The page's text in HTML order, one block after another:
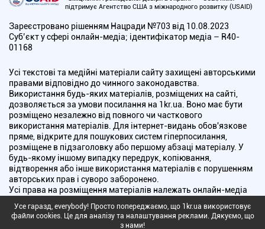
підтримує Агентство США з міжнародного розвитку (USAID)
Зареєстровано рішенням Нацради №703 від 10.08.2023
Cуб’єкт у сфері онлайн-медіа; ідентифікатор медіа – R40-
01168
Усі текстові та медійні матеріали сайту захищені авторськими
правами відповідно до чинного законодавства.
Використання будь-яких матеріалів, розміщених на сайті,
дозволяється за умови посилання на 1kr.ua. Воно має бути
розміщено незалежно від повного чи часткового
використання матеріалів. Для інтернет-видань обов'язкове
пряме, відкрите для пошукових систем гіперпосилання,
розміщене в підзаголовку або першому абзаці матеріалу. У
будь-якому іншому випадку передрук, копіювання,
відтворення або інше використання матеріалів є порушенням
авторських прав і суворо заборонено.
Усі права на розміщення матеріалів належать онлайн-медіа
радою України з питань телебачення і радіомовлення.
Усе гаразд, everybody! Просто попереджаємо, що 1kr.ua використовує
файли cookies. Це для аналізу та налаштування реклами. Дякуємо, що
з нами!